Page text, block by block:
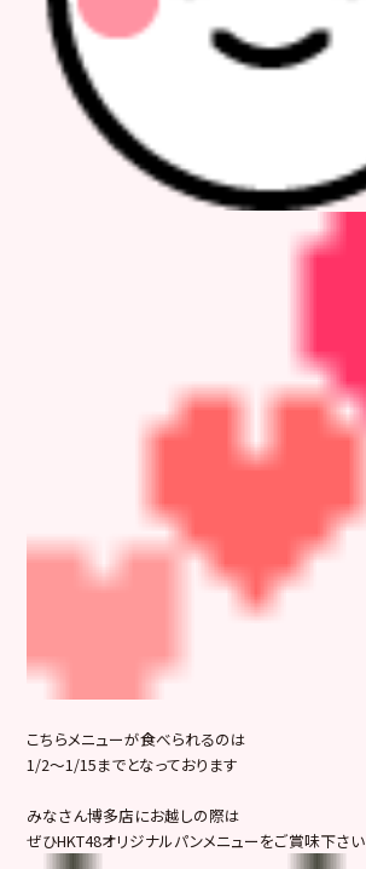
こちらメニューが食べられるのは
1/2～1/15までとなっております
みなさん博多店にお越しの際は
ぜひHKT48オリジナルパンメニューをご賞味下さい